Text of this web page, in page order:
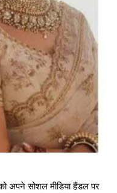
अपने सोशल मीडिया हैंडल पर